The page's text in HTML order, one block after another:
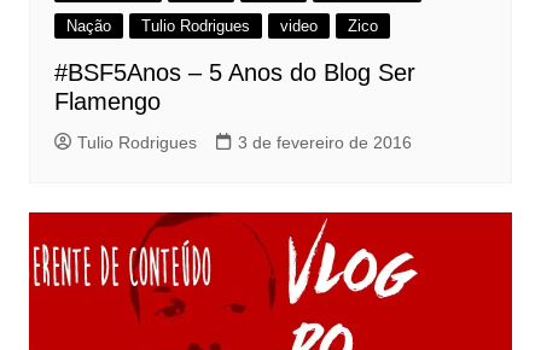
Nação
Tulio Rodrigues video Zico
#BSF5Anos – 5 Anos do Blog Ser
Flamengo
Tulio Rodrigues 3 de fevereiro de 2016